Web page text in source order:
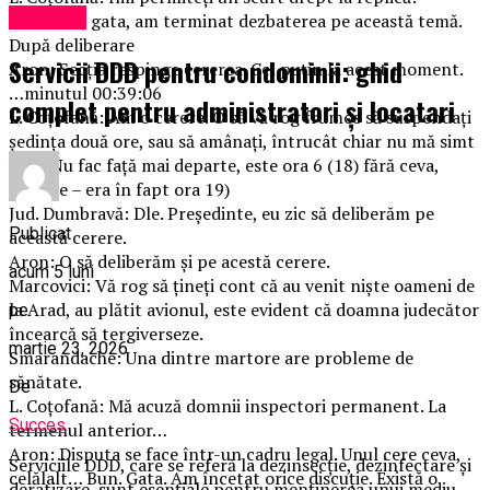
Aron: Nu, gata, am terminat dezbaterea pe această temă.
După deliberare
Aron: Secția respinge cererea. Cel puțin la acest moment.
…minutul 00:39:06
L. Coțofană: Am o cerere. O să vă rog frumos să suspendați
ședința două ore, sau să amânați, întrucât chiar nu mă simt
bine. Nu fac față mai departe, este ora 6 (18) fără ceva,
(Eroare – era în fapt ora 19)
Jud. Dumbravă: Dle. Președinte, eu zic să deliberăm pe
această cerere.
Aron: O să deliberăm și pe acestă cerere.
Marcovici: Vă rog să țineți cont că au venit niște oameni de
la Arad, au plătit avionul, este evident că doamna judecător
încearcă să tergiverseze.
Smarandache: Una dintre martore are probleme de
sănătate.
L. Coțofană: Mă acuză domnii inspectori permanent. La
termenul anterior…
Aron: Disputa se face într-un cadru legal. Unul cere ceva,
celălalt… Bun. Gata. Am încetat orice discuție. Există o
Servicii DDD pentru condominii: ghid
complet pentru administratori și locatari
Publicat
acum 5 luni
pe
martie 23, 2026
De
Succes
Serviciile DDD, care se referă la dezinsecție, dezinfectare și